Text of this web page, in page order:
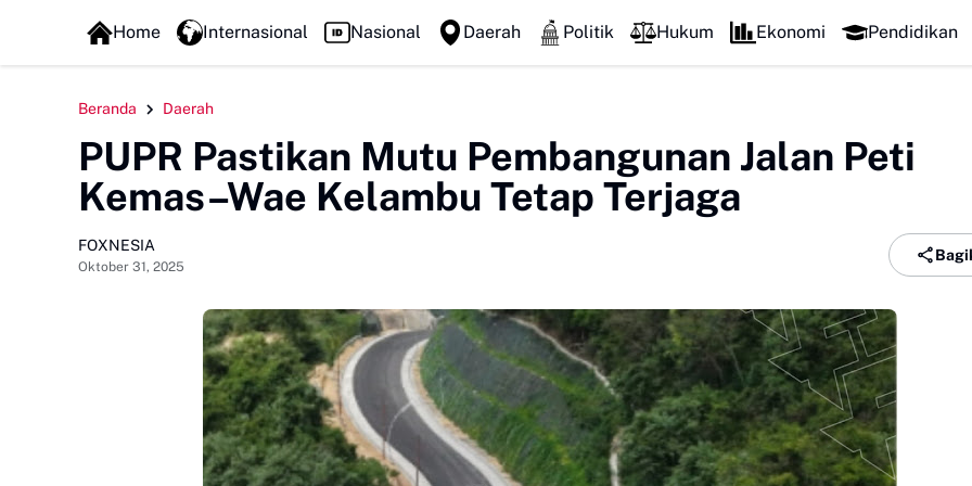
FOXLINE NEWS Perkuat Kolaborasi Pengembangan Pariwisata
Home Internasional Nasional Daerah Politik Hukum Ekonomi Pendidikan
Beranda Daerah
PUPR Pastikan Mutu Pembangunan Jalan Peti
Kemas–Wae Kelambu Tetap Terjaga
FOXNESIA
Oktober 31, 2025